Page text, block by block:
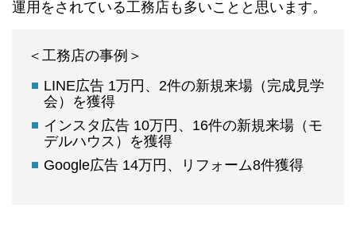
運用をされている工務店も多いことと思います。
＜工務店の事例＞
LINE広告 1万円、2件の新規来場（完成見学
会）を獲得
インスタ広告 10万円、16件の新規来場（モ
デルハウス）を獲得
Google広告 14万円、リフォーム8件獲得